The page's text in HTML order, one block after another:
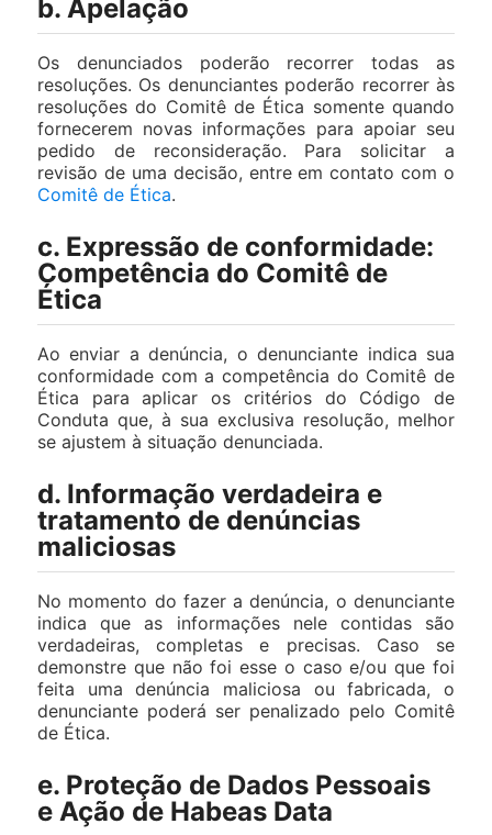
b. Apelação
Os denunciados poderão recorrer todas as
resoluções. Os denunciantes poderão recorrer às
resoluções do Comitê de Ética somente quando
fornecerem novas informações para apoiar seu
pedido de reconsideração. Para solicitar a
revisão de uma decisão, entre em contato com o
Comitê de Ética.
c. Expressão de conformidade:
Competência do Comitê de
Ética
Ao enviar a denúncia, o denunciante indica sua
conformidade com a competência do Comitê de
Ética para aplicar os critérios do Código de
Conduta que, à sua exclusiva resolução, melhor
se ajustem à situação denunciada.
d. Informação verdadeira e
tratamento de denúncias
maliciosas
No momento do fazer a denúncia, o denunciante
indica que as informações nele contidas são
verdadeiras, completas e precisas. Caso se
demonstre que não foi esse o caso e/ou que foi
feita uma denúncia maliciosa ou fabricada, o
denunciante poderá ser penalizado pelo Comitê
de Ética.
e. Proteção de Dados Pessoais
e Ação de Habeas Data